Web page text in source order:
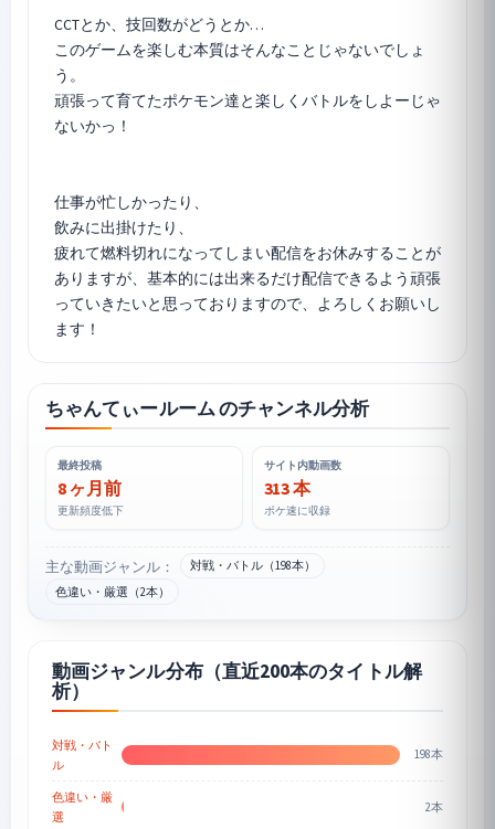
CCTとか、技回数がどうとか…
このゲームを楽しむ本質はそんなことじゃないでしょ
う。
頑張って育てたポケモン達と楽しくバトルをしよーじゃ
ないかっ！
仕事が忙しかったり、
飲みに出掛けたり、
疲れて燃料切れになってしまい配信をお休みすることが
ありますが、基本的には出来るだけ配信できるよう頑張
っていきたいと思っておりますので、よろしくお願いし
ちゃんてぃールーム のチャンネル分析
最終投稿
8 ヶ月前
更新頻度低下
サイト内動画数
313 本
ポケ速に収録
主な動画ジャンル：
対戦・バトル（198本）
色違い・厳選（2本）
動画ジャンル分布（直近200本のタイトル解
析）
対戦・バト
ル
198本
色違い・厳
選
2本